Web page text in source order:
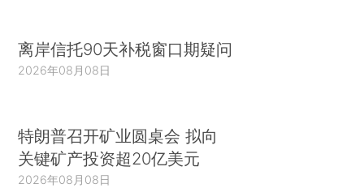
离岸信托90天补税窗口期疑问
2026年08月08日
特朗普召开矿业圆桌会 拟向
关键矿产投资超20亿美元
2026年08月08日